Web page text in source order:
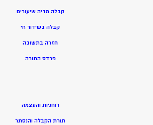
קבלה מדיה שיעורים
קבלה בשידור חי
חזרה בתשובה
פרדס התורה
רוחניות והעצמה
תורת הקבלה והנסתר